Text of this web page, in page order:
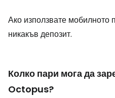
Ако използвате
никакъв депозит.
Колко пари мога да
Octopus?